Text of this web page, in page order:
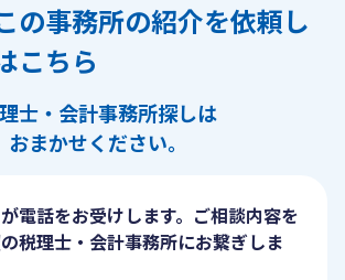
の事務所の紹介を依頼し
こちら
士・会計事務所探しは
おまかせください。
電話をお受けします。ご相談内容を
税理士・会計事務所にお繋ぎしま